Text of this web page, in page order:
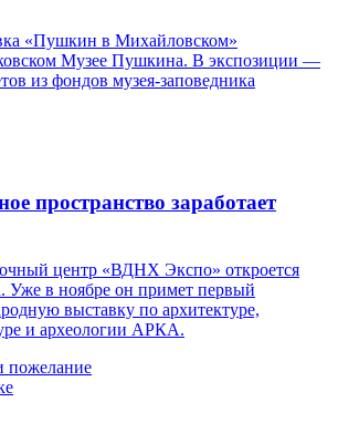
«Пушкин в Михайловском»
Музее Пушкина. В экспозиции —
из фондов музея-заповедника
пространство заработает
центр «ВДНХ Экспо» откроется
Уже в ноябре он примет первый
выставку по архитектуре,
и археологии АРКА.
пожелание